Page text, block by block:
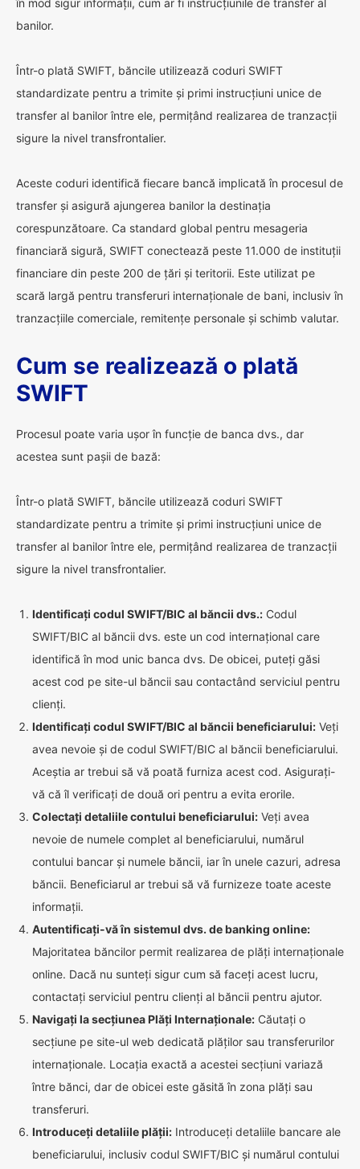
în mod sigur informații, cum ar fi instrucțiunile de transfer al
banilor.
Într-o plată SWIFT, băncile utilizează coduri SWIFT
standardizate pentru a trimite și primi instrucțiuni unice de
transfer al banilor între ele, permițând realizarea de tranzacții
sigure la nivel transfrontalier.
Aceste coduri identifică fiecare bancă implicată în procesul de
transfer și asigură ajungerea banilor la destinația
corespunzătoare. Ca standard global pentru mesageria
financiară sigură, SWIFT conectează peste 11.000 de instituții
financiare din peste 200 de țări și teritorii. Este utilizat pe
scară largă pentru transferuri internaționale de bani, inclusiv în
tranzacțiile comerciale, remitențe personale și schimb valutar.
Cum se realizează o plată
SWIFT
Procesul poate varia ușor în funcție de banca dvs., dar
acestea sunt pașii de bază:
Într-o plată SWIFT, băncile utilizează coduri SWIFT
standardizate pentru a trimite și primi instrucțiuni unice de
transfer al banilor între ele, permițând realizarea de tranzacții
sigure la nivel transfrontalier.
Identificați codul SWIFT/BIC al băncii dvs.: Codul
SWIFT/BIC al băncii dvs. este un cod internațional care
identifică în mod unic banca dvs. De obicei, puteți găsi
acest cod pe site-ul băncii sau contactând serviciul pentru
clienți.
Identificați codul SWIFT/BIC al băncii beneficiarului: Veți
avea nevoie și de codul SWIFT/BIC al băncii beneficiarului.
Aceștia ar trebui să vă poată furniza acest cod. Asigurați-
vă că îl verificați de două ori pentru a evita erorile.
Colectați detaliile contului beneficiarului: Veți avea
nevoie de numele complet al beneficiarului, numărul
contului bancar și numele băncii, iar în unele cazuri, adresa
băncii. Beneficiarul ar trebui să vă furnizeze toate aceste
informații.
Autentificați-vă în sistemul dvs. de banking online:
Majoritatea băncilor permit realizarea de plăți internaționale
online. Dacă nu sunteți sigur cum să faceți acest lucru,
contactați serviciul pentru clienți al băncii pentru ajutor.
Navigați la secțiunea Plăți Internaționale: Căutați o
secțiune pe site-ul web dedicată plăților sau transferurilor
internaționale. Locația exactă a acestei secțiuni variază
între bănci, dar de obicei este găsită în zona plăți sau
transferuri.
Introduceți detaliile plății: Introduceți detaliile bancare ale
beneficiarului, inclusiv codul SWIFT/BIC și numărul contului